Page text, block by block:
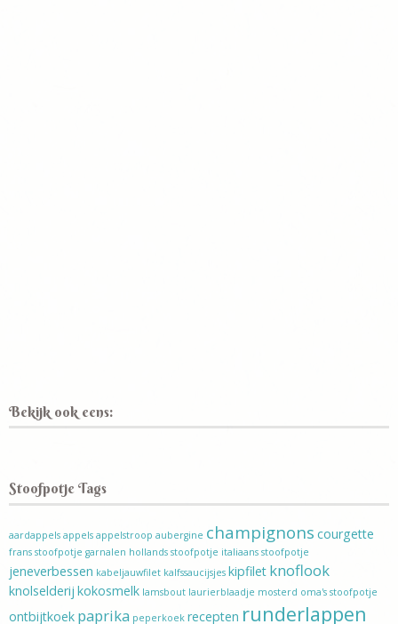
Bekijk ook eens:
Stoofpotje Tags
aardappels appels appelstroop aubergine champignons courgette
frans stoofpotje garnalen hollands stoofpotje italiaans stoofpotje
jeneverbessen kabeljauwfilet kalfssaucijsjes kipfilet knoflook
knolselderij kokosmelk lamsbout laurierblaadje mosterd oma's stoofpotje
ontbijtkoek paprika peperkoek recepten runderlappen